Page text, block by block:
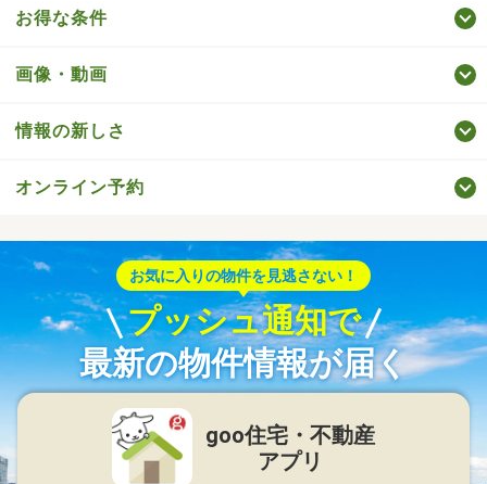
お得な条件
画像・動画
情報の新しさ
オンライン予約
お気に入りの物件を見逃さない！
プッシュ通知で
最新の物件情報が届く
goo住宅・不動産
アプリ